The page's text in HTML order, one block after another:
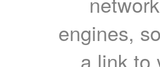
engines,
a link to